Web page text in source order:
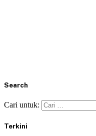
Search
Cari untuk:
Terkini